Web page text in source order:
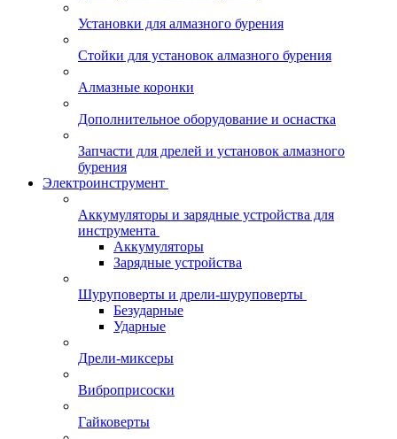
Установки для алмазного бурения
Стойки для установок алмазного бурения
Алмазные коронки
Дополнительное оборудование и оснастка
Запчасти для дрелей и установок алмазного
бурения
Электроинструмент
Аккумуляторы и зарядные устройства для
инструмента
Аккумуляторы
Зарядные устройства
Шуруповерты и дрели-шуруповерты
Безударные
Ударные
Дрели-миксеры
Виброприсоски
Гайковерты